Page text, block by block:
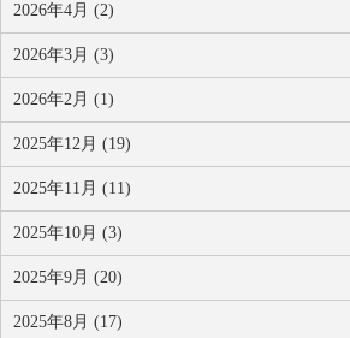
2026年4月 (2)
2026年3月 (3)
2026年2月 (1)
2025年12月 (19)
2025年11月 (11)
2025年10月 (3)
2025年9月 (20)
2025年8月 (17)